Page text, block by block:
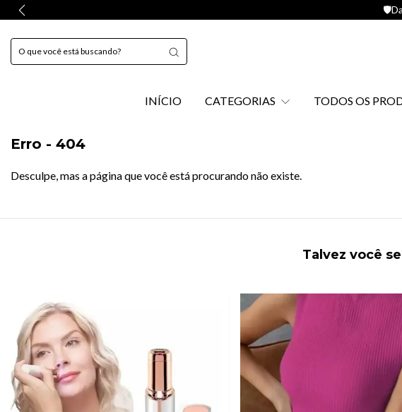
INÍCIO CATEGORIAS TODOS OS
Erro - 404
Desculpe, mas a página que você está procurando não existe.
Talvez você